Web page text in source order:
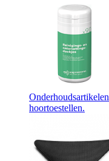
Onderhoudsartikelen
hoortoestellen.